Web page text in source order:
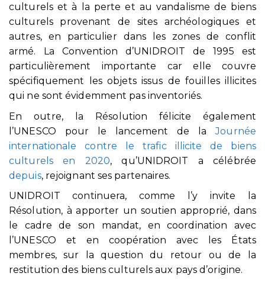
culturels et à la perte et au vandalisme de biens
culturels provenant de sites archéologiques et
autres, en particulier dans les zones de conflit
armé. La Convention d’UNIDROIT de 1995 est
particulièrement importante car elle couvre
spécifiquement les objets issus de fouilles illicites
qui ne sont évidemment pas inventoriés.
En outre, la Résolution félicite également
l’UNESCO pour le lancement de laJournée
internationale contre le trafic illicite de biens
culturels en 2020, qu’UNIDROIT a célébrée
depuis, rejoignant ses partenaires.
UNIDROIT continuera, comme l’y invite la
Résolution, à apporter un soutien approprié, dans
le cadre de son mandat, en coordination avec
l’UNESCO et en coopération avec les États
membres, sur la question du retour ou de la
restitution des biens culturels aux pays d’origine.